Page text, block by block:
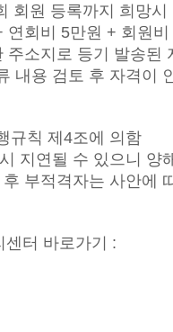
원 등록까지 희망시
회비 5만원 + 회원비
소지로 등기 발송된
내용 검토 후 자격이
규칙 제4조에 의함
지연될 수 있으니 양
부적격자는 사안에
터 바로가기 :